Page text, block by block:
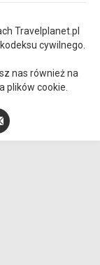
Travelplanet.pl
cywilnego.
nas również na
plików cookie.